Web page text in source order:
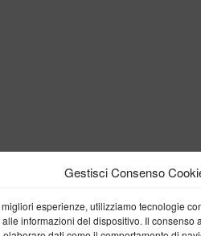
Gestisci Consenso
esperienze, utilizziamo tecnologie
informazioni del dispositivo. Il consenso